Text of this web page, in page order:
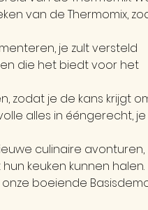
van de Thermomix,
je zult versteld
die het biedt voor het
zodat je de kans krijgt
alles in ééngerecht, je
culinaire avonturen,
keuken kunnen halen.
boeiende